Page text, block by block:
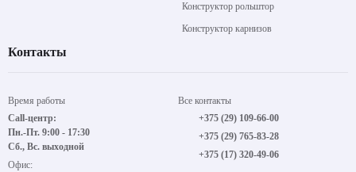
Конструктор рольштор
Конструктор карнизов
Контакты
Время работы
Call-центр:
Пн.-Пт. 9:00 - 17:30
Сб., Вс. выходной
Офис:
Все контакты
+375 (29) 109-66-00
+375 (29) 765-83-28
+375 (17) 320-49-06